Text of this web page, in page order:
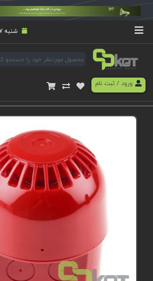
شنبه 17 مرداد 1405
ورود/ ثبت نام